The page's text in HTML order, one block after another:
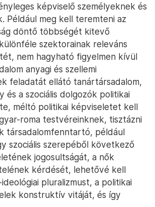
képviselő személyeknek és
Például meg kell teremteni az
döntő többségét kitevő
szektorainak releváns
nem hagyható figyelmen kívül
anyagi és szellemi
feladatát ellátó tanártársadalom,
és a szociális dolgozók politikai
méltó politikai képviseletet kell
roma testvéreinknek, tisztázni
társadalomfenntartó, például
szociális szerepéből következő
jogosultságát, a nők
kérdését, lehetővé kell
pluralizmust, a politikai
konstruktív vitáját, és így